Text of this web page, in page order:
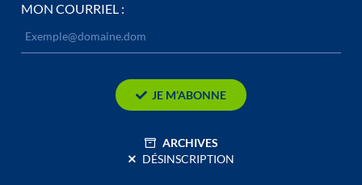
MON COURRIEL :
JE M’ABONNE
ARCHIVES
DÉSINSCRIPTION